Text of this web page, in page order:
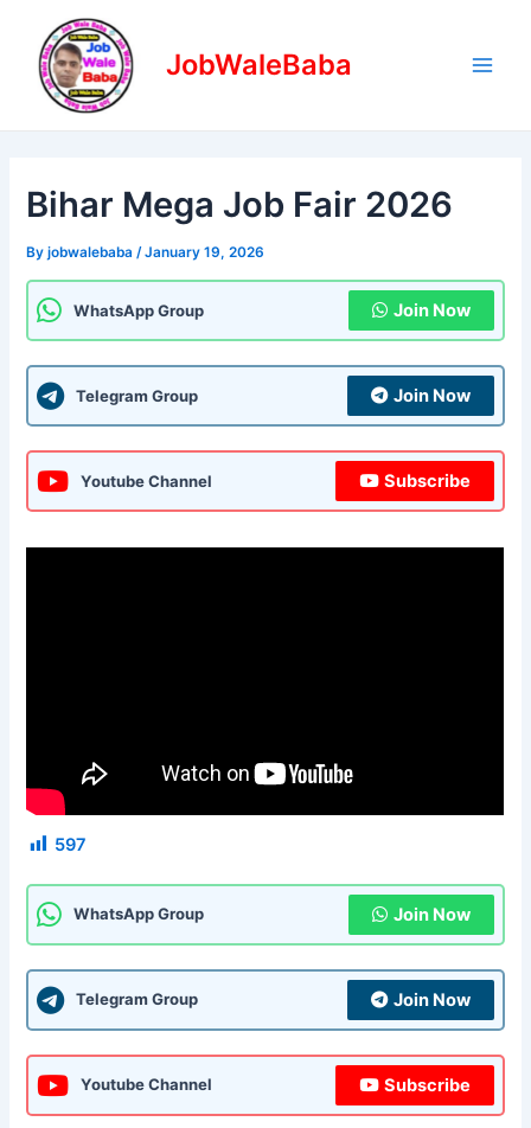
content
JobWaleBaba
Bihar Mega Job Fair 2026
Byjobwalebaba/January 19, 2026
WhatsApp Group Join Now
Telegram Group Join Now
Youtube Channel Subscribe
597
WhatsApp Group Join Now
Telegram Group Join Now
Youtube Channel Subscribe
navigation